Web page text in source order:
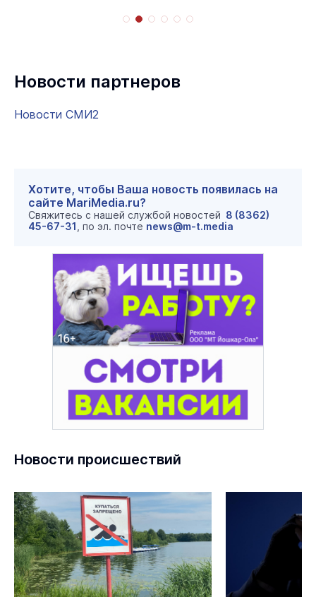
Новости партнеров
Новости СМИ2
Хотите, чтобы Ваша новость появилась на
сайте MariMedia.ru?
Свяжитесь с нашей службой новостей 8 (8362)
45-67-31 , по эл. почте news@m-t.media
Новости происшествий